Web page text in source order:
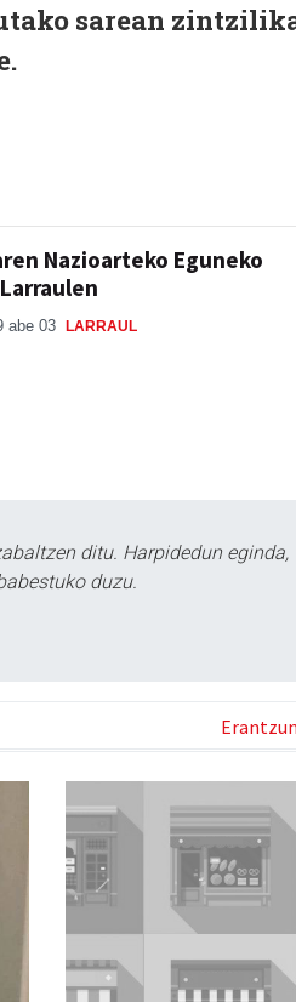
sarean
Nazioarteko Eguneko
abe 03 LARRAUL
ditu. Harpidedun eginda,
duzu.
Erantzun